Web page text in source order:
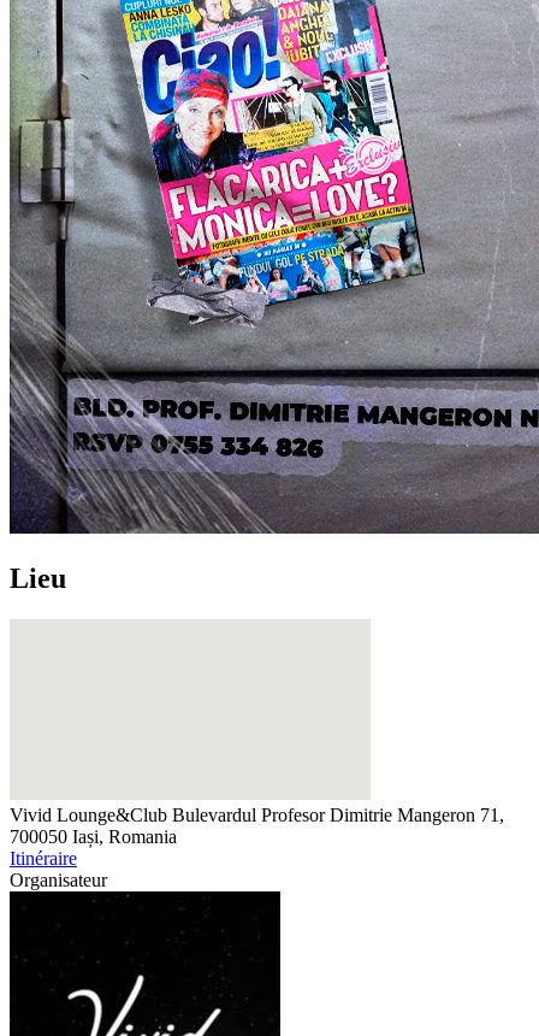
Lieu
Vivid Lounge&Club Bulevardul Profesor Dimitrie Mangeron 71,
700050 Iași, Romania
Itinéraire
Organisateur